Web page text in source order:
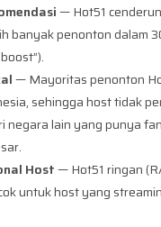
— Hot51
banyak penonton dalam
— Mayoritas penonton
sehingga host tidak
negara lain yang punya
Host— Hot51 ringan
untuk host yang